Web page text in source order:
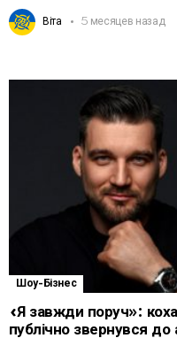
Віта 5 месяцев назад
Шоу-Бізнес
«Я завжди поруч»:
публічно звернувся до